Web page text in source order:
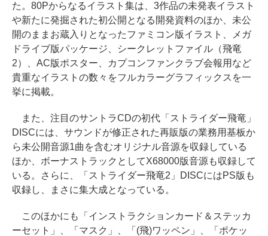
た。80Pからなるイラスト集は、3作品の未発表イラスト
や新たに発掘された初公開となる開発資料のほか、未公
開のままお蔵入りとなったファミコン版イラスト、メガ
ドライブ版パッケージ、シークレットファイル（飛竜
2）、AC版ポスター、カプコンファンクラブ会報用など
貴重なイラストの数々をフルカラーグラフィックスを一
挙に掲載。
また、注目のサントラCDの初代「ストライダー飛竜」
DISCには、サウンドが修正された再販版の業務用基板か
ら未公開音源1曲を含むオリジナル音源を収録している
ほか、ボーナストラックとしてX68000版音源も収録して
いる。さらに、「ストライダー飛竜2」DISCにはPS版も
収録し、まさに集大成となっている。
このほかにも「インストラクションカード＆ステッカ
ーセット」、「マスク」、「(飛)ワッペン」、「ポケッ